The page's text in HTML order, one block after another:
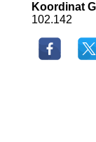
Koordinat
102.142